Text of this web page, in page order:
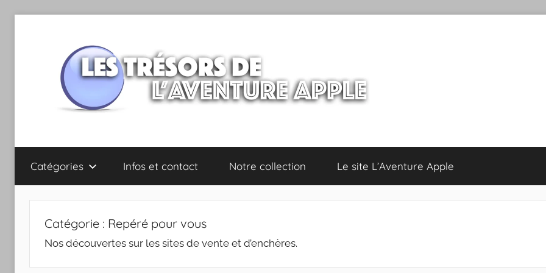
Les
trésors
de
l'Aventure
Catégories Infos et contact Notre collection Le site L’Aventure Apple
Catégorie : Repéré pour vous
Nos découvertes sur les sites de vente et d’enchères.